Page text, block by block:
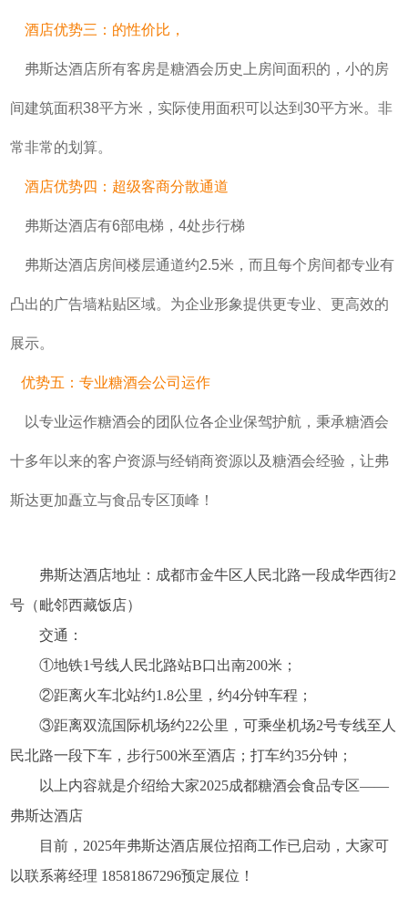
酒店优势三：的性价比，
弗斯达酒店所有客房是糖酒会历史上房间面积的，小的房
间建筑面积38平方米，实际使用面积可以达到30平方米。非
常非常的划算。
酒店优势四：超级客商分散通道
弗斯达酒店有6部电梯，4处步行梯
弗斯达酒店房间楼层通道约2.5米，而且每个房间都专业有
凸出的广告墙粘贴区域。为企业形象提供更专业、更高效的
展示。
优势五：专业糖酒会公司运作
以专业运作糖酒会的团队位各企业保驾护航，秉承糖酒会
十多年以来的客户资源与经销商资源以及糖酒会经验，让弗
斯达更加矗立与食品专区顶峰！
弗斯达酒店地址：成都市金牛区人民北路一段成华西街2
号（毗邻西藏饭店）
交通：
①地铁1号线人民北路站B口出南200米；
②距离火车北站约1.8公里，约4分钟车程；
③距离双流国际机场约22公里，可乘坐机场2号专线至人
民北路一段下车，步行500米至酒店；打车约35分钟；
以上内容就是介绍给大家2025成都糖酒会食品专区——
弗斯达酒店
目前，2025年弗斯达酒店展位招商工作已启动，大家可
以联系蒋经理 18581867296预定展位！